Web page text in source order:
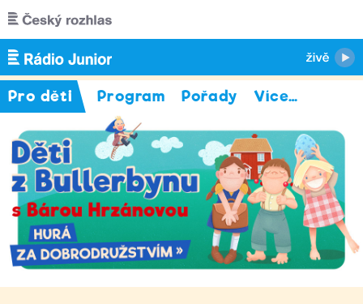
Přejít k hlavnímu obsahu
Pro děti Program Pořady Více…